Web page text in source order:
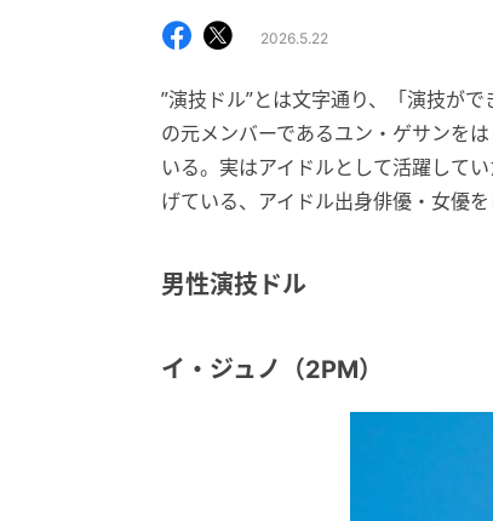
2026.5.22
”演技ドル”とは文字通り、「演技が
の元メンバーであるユン・ゲサンを
いる。実はアイドルとして活躍して
げている、アイドル出身俳優・女優
男性演技ドル
イ・ジュノ（2PM）